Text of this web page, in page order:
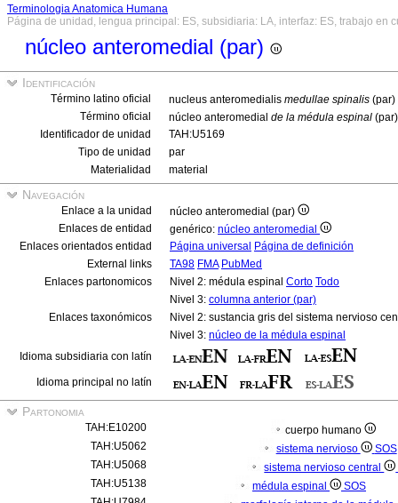
Terminologia Anatomica Humana
Página de unidad, lengua principal: ES, subsidiaria: LA, interfaz: ES, trabajo en
núcleo anteromedial (par)
Identificación
Término latino oficial nucleus anteromedialis medullae spinalis (par)
Término oficial
núcleo anteromedial de la médula espinal
Identificador de unidad
TAH:U5169
Tipo de unidad
par
Materialidad
material
Navegación
Enlace a la unidad
núcleo anteromedial (par)
Enlaces de entidad
genérico: núcleo anteromedial
Enlaces orientados entidad
Página universal Página de definición
External links
TA98 FMA PubMed
Enlaces partonomicos
Nivel 2: médula espinal Corto Todo
Nivel 3: columna anterior (par)
Enlaces taxonómicos
Nivel 2: sustancia gris del sistema nervioso
Nivel 3: núcleo de la médula espinal
Idioma subsidiaria con latín
Idioma principal no latín
Partonomia
TAH:E10200
cuerpo humano
TAH:U5062
sistema nervioso
SOS
TAH:U5068
sistema nervioso central
TAH:U5138
médula espinal
SOS